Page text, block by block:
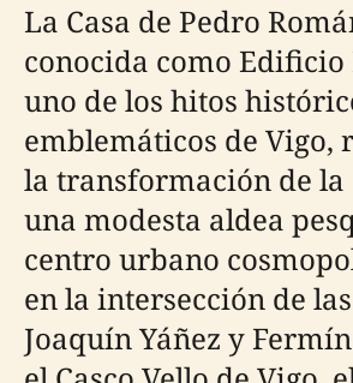
La Casa de Pedro
conocida como Edificio
uno de los hitos
emblemáticos de Vigo,
la transformación de la
una modesta aldea
centro urbano
en la intersección de
Joaquín Yáñez y